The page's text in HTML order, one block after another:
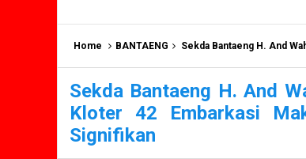
Home BANTAENG Sekda Bantaeng H. And Wahab
Sekda Bantaeng H. And
Kloter 42 Embarkasi
Signifikan